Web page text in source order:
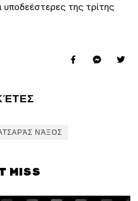
υποδεέστερες της τρίτης
ΝΆΞΟΣ
MISS